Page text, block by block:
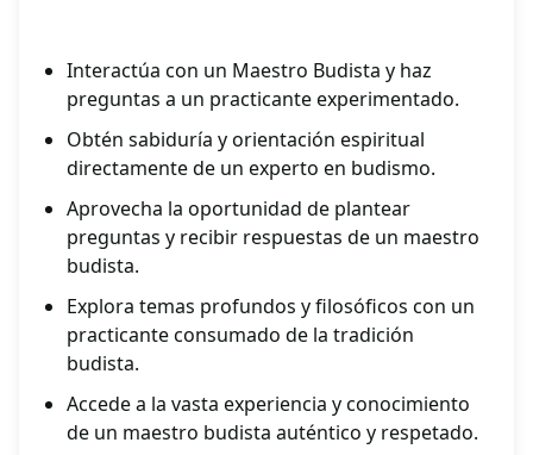
Interactúa con un Maestro Budista y haz
preguntas a un practicante experimentado.
Obtén sabiduría y orientación espiritual
directamente de un experto en budismo.
Aprovecha la oportunidad de plantear
preguntas y recibir respuestas de un maestro
budista.
Explora temas profundos y filosóficos con un
practicante consumado de la tradición
budista.
Accede a la vasta experiencia y conocimiento
de un maestro budista auténtico y respetado.